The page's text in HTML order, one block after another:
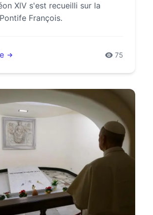
XlV s'est recueilli sur la
François.
75